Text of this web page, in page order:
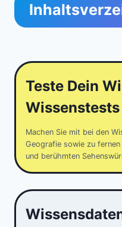
Teste Dein
Wissenstests
Machen Sie mit bei den
Geografie sowie zu
und berühmten